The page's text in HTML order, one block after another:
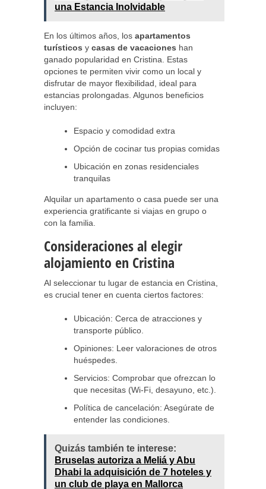
una Estancia Inolvidable
En los últimos años, los apartamentos
turísticos y casas de vacaciones han
ganado popularidad en Cristina. Estas
opciones te permiten vivir como un local y
disfrutar de mayor flexibilidad, ideal para
estancias prolongadas. Algunos beneficios
incluyen:
Espacio y comodidad extra
Opción de cocinar tus propias comidas
Ubicación en zonas residenciales
tranquilas
Alquilar un apartamento o casa puede ser una
experiencia gratificante si viajas en grupo o
con la familia.
Consideraciones al elegir
alojamiento en Cristina
Al seleccionar tu lugar de estancia en Cristina,
es crucial tener en cuenta ciertos factores:
Ubicación: Cerca de atracciones y
transporte público.
Opiniones: Leer valoraciones de otros
huéspedes.
Servicios: Comprobar que ofrezcan lo
que necesitas (Wi-Fi, desayuno, etc.).
Política de cancelación: Asegúrate de
entender las condiciones.
Quizás también te interese:
Bruselas autoriza a Meliá y Abu
Dhabi la adquisición de 7 hoteles y
un club de playa en Mallorca